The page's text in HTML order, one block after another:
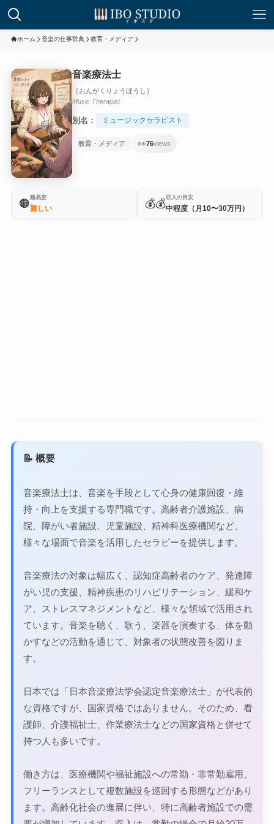
ホーム 音楽の仕事辞典 教育・メディア
音楽療法士
［おんがくりょうほうし］
Music Therapist
別名： ミュージックセラピスト
教育・メディア 👀76views
🟠
難易度
難しい 💰💰
収入の目安
中程度（月10〜30万円）
📝 概要
音楽療法士は、音楽を手段として心身の健康回復・維
持・向上を支援する専門職です。高齢者介護施設、病
院、障がい者施設、児童施設、精神科医療機関など、
様々な場面で音楽を活用したセラピーを提供します。
音楽療法の対象は幅広く、認知症高齢者のケア、発達障
がい児の支援、精神疾患のリハビリテーション、緩和ケ
ア、ストレスマネジメントなど、様々な領域で活用され
ています。音楽を聴く、歌う、楽器を演奏する、体を動
かすなどの活動を通じて、対象者の状態改善を図りま
す。
日本では「日本音楽療法学会認定音楽療法士」が代表的
な資格ですが、国家資格ではありません。そのため、看
護師、介護福祉士、作業療法士などの国家資格と併せて
持つ人も多いです。
働き方は、医療機関や福祉施設への常勤・非常勤雇用、
フリーランスとして複数施設を巡回する形態などがあり
ます。高齢化社会の進展に伴い、特に高齢者施設での需